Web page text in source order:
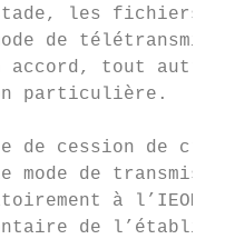
les fichiers
de
accord, tout autre
particulière.
de cession de
mode de
à l’IEOM
de